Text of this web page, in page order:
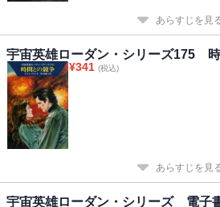
あらすじを見
宇宙英雄ローダン・シリーズ175
¥341 (税込)
あらすじを見
宇宙英雄ローダン・シリーズ 電子